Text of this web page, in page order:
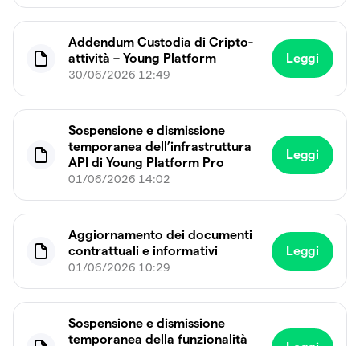
Addendum Custodia di Cripto-
attività – Young Platform
30/06/2026 12:49
Leggi
Sospensione e dismissione
temporanea dell’infrastruttura
API di Young Platform Pro
01/06/2026 14:02
Leggi
Aggiornamento dei documenti
contrattuali e informativi
01/06/2026 10:29
Leggi
Sospensione e dismissione
temporanea della funzionalità